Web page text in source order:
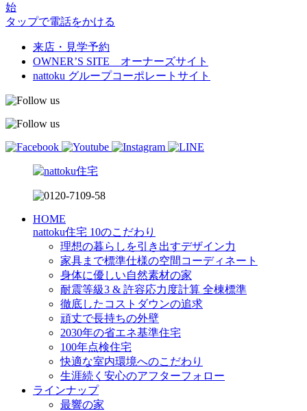
始
タップで電話をかける
来店・見学予約
OWNER’S SITE オーナーズサイト
nattoku グループコーポレートサイト
HOME
nattoku住宅 10のこだわり
理想の暮らしを引き出すデザイン力
家具まで標準仕様の空間コーディネート
身体に優しい自然素材の家
耐震等級3 & 許容応力度計算 全棟標準
徹底したコストダウンの追求
頑丈で長持ちの外壁
2030年の省エネ基準住宅
100年点検住宅
快適な室内環境へのこだわり
生涯続く安心のアフターフォロー
ラインナップ
最響の家